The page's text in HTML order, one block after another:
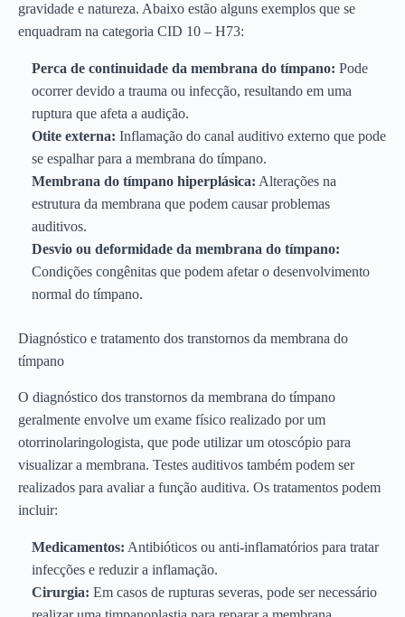
gravidade e natureza. Abaixo estão alguns exemplos que se
enquadram na categoria CID 10 – H73:
Perca de continuidade da membrana do tímpano: Pode
ocorrer devido a trauma ou infecção, resultando em uma
ruptura que afeta a audição.
Otite externa: Inflamação do canal auditivo externo que pode
se espalhar para a membrana do tímpano.
Membrana do tímpano hiperplásica: Alterações na
estrutura da membrana que podem causar problemas
auditivos.
Desvio ou deformidade da membrana do tímpano:
Condições congênitas que podem afetar o desenvolvimento
normal do tímpano.
Diagnóstico e tratamento dos transtornos da membrana do
tímpano
O diagnóstico dos transtornos da membrana do tímpano
geralmente envolve um exame físico realizado por um
otorrinolaringologista, que pode utilizar um otoscópio para
visualizar a membrana. Testes auditivos também podem ser
realizados para avaliar a função auditiva. Os tratamentos podem
incluir:
Medicamentos: Antibióticos ou anti-inflamatórios para tratar
infecções e reduzir a inflamação.
Cirurgia: Em casos de rupturas severas, pode ser necessário